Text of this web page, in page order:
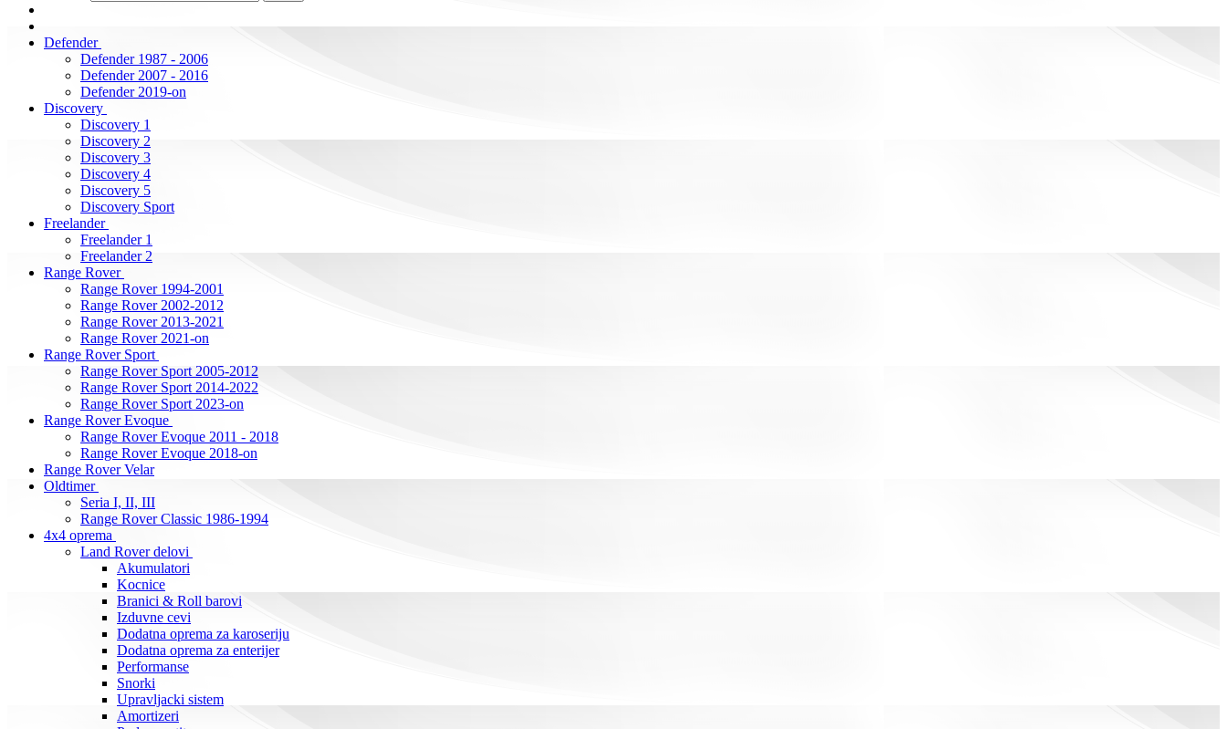
Defender
Defender 1987 - 2006
Defender 2007 - 2016
Defender 2019-on
Discovery
Discovery 1
Discovery 2
Discovery 3
Discovery 4
Discovery 5
Discovery Sport
Freelander
Freelander 1
Freelander 2
Range Rover
Range Rover 1994-2001
Range Rover 2002-2012
Range Rover 2013-2021
Range Rover 2021-on
Range Rover Sport
Range Rover Sport 2005-2012
Range Rover Sport 2014-2022
Range Rover Sport 2023-on
Range Rover Evoque
Range Rover Evoque 2011 - 2018
Range Rover Evoque 2018-on
Range Rover Velar
Oldtimer
Seria I, II, III
Range Rover Classic 1986-1994
4x4 oprema
Land Rover delovi
Akumulatori
Kocnice
Branici & Roll barovi
Izduvne cevi
Dodatna oprema za karoseriju
Dodatna oprema za enterijer
Performanse
Snorki
Upravljacki sistem
Amortizeri